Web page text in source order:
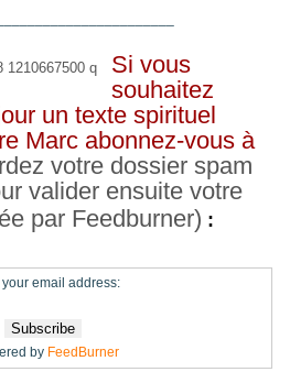
Si vous
souhaitez
un texte spirituel
Marc abonnez-vous à
votre dossier spam
valider ensuite votre
par Feedburner) :
your email address:
by FeedBurner